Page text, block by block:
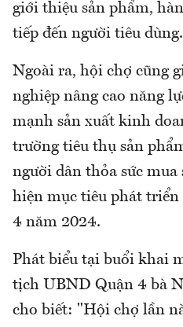
giới thiệu sản phẩm,
tiếp đến người tiêu dùng.
Ngoài ra, hội chợ cũng
nghiệp nâng cao năng
mạnh sản xuất kinh
trường tiêu thụ sản
người dân thỏa sức mua
hiện mục tiêu phát
4 năm 2024.
Phát biểu tại buổi khai
tịch UBND Quận 4 bà
cho biết: "Hội chợ lần